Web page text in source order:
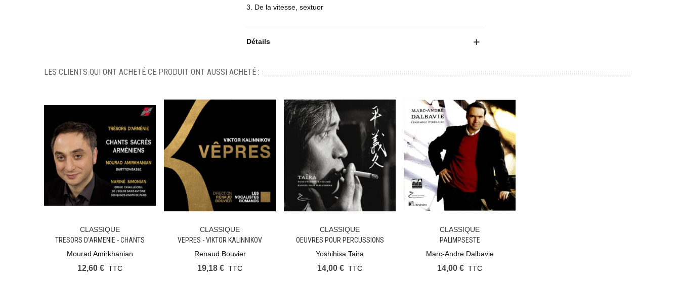
3. De la vitesse, sextuor
Détails
LES CLIENTS QUI ONT ACHETÉ CE PRODUIT ONT AUSSI ACHETÉ :
Ajouter Au Panier
CLASSIQUE
TRESORS D'ARMENIE - CHANTS
SACRÉS ARMÉNIENS
Mourad Amirkhanian
12,60 € TTC
Ajouter Au Panier
CLASSIQUE
VEPRES - VIKTOR KALINNIKOV
Renaud Bouvier
19,18 € TTC
Ajouter Au Panier
CLASSIQUE
OEUVRES POUR PERCUSSIONS
Yoshihisa Taira
14,00 € TTC
Ajouter Au Panier
CLASSIQUE
PALIMPSESTE
Marc-Andre Dalbavie
14,00 € TTC